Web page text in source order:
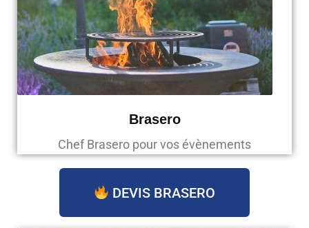
Brasero
Chef Brasero pour vos évènements
DEVIS BRASERO